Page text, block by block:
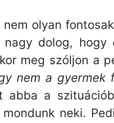
olyan
dolog, hogy
meg szóljon a
nem a gyermek
abba a
neki.